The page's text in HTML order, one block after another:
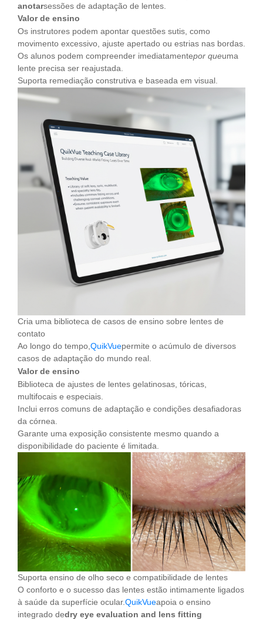
anotarsessões de adaptação de lentes.
Valor de ensino
Os instrutores podem apontar questões sutis, como
movimento excessivo, ajuste apertado ou estrias nas bordas.
Os alunos podem compreender imediatamentepor queuma
lente precisa ser reajustada.
Suporta remediação construtiva e baseada em visual.
Cria uma biblioteca de casos de ensino sobre lentes de
contato
Ao longo do tempo, QuikVuepermite o acúmulo de diversos
casos de adaptação do mundo real.
Valor de ensino
Biblioteca de ajustes de lentes gelatinosas, tóricas,
multifocais e especiais.
Inclui erros comuns de adaptação e condições desafiadoras
da córnea.
Garante uma exposição consistente mesmo quando a
disponibilidade do paciente é limitada.
Suporta ensino de olho seco e compatibilidade de lentes
O conforto e o sucesso das lentes estão intimamente ligados
à saúde da superfície ocular.QuikVueapoia o ensino
integrado dedry eye evaluation and lens fitting